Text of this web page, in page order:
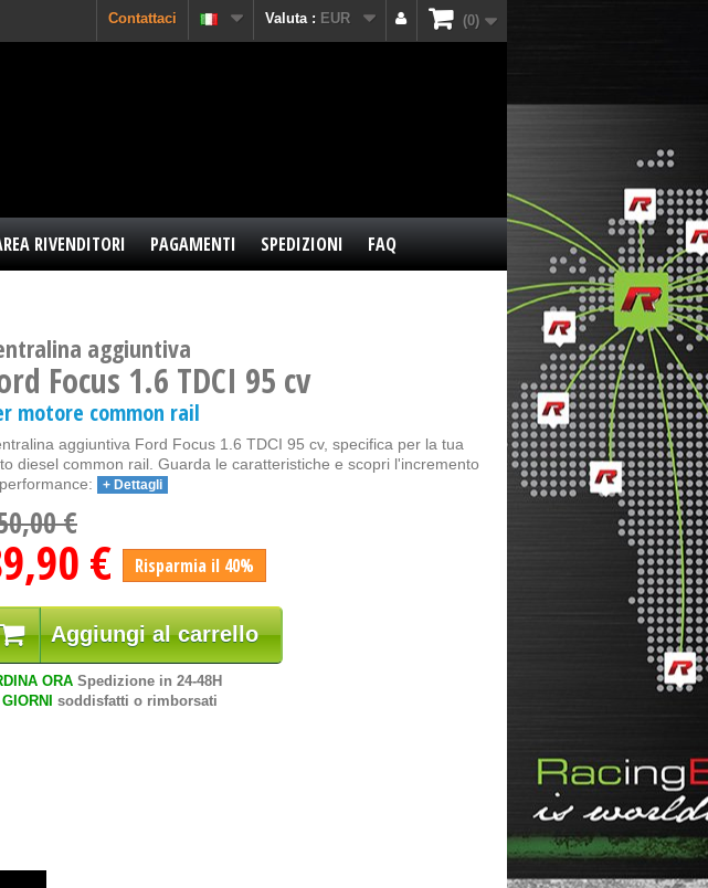
0
Valuta : EUR
Contattaci
RIVENDITORI PAGAMENTI SPEDIZIONI FAQ
aggiuntiva
Focus 1.6 TDCI 95 cv
motore common rail
aggiuntiva Ford Focus 1.6 TDCI 95 cv, specifica per la tua
diesel common rail. Guarda le caratteristiche e scopri l'incremento
+ Dettagli
€
€ Risparmia il 40%
Aggiungi al carrello
ORA Spedizione in 24-48H
soddisfatti o rimborsati